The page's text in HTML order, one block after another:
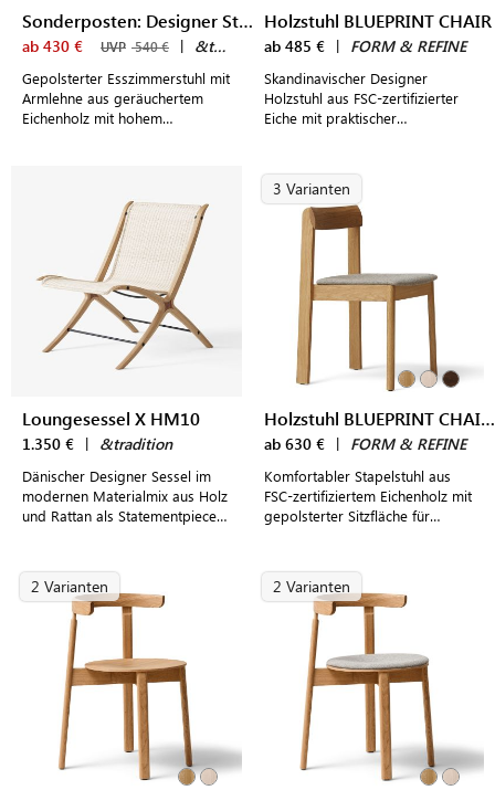
Sonderposten: Designer Stuhl IN BETWEEN SK2
ab 430 € UVP 540 € | &tradition
Gepolsterter Esszimmerstuhl mit
Armlehne aus geräuchertem
Eichenholz mit hohem
Holzstuhl BLUEPRINT CHAIR
ab 485 € | FORM & REFINE
Skandinavischer Designer
Holzstuhl aus FSC-zertifizierter
Eiche mit praktischer
Essbereiche
Loungesessel X HM10
1.350 € | &tradition
Dänischer Designer Sessel im
modernen Materialmix aus Holz
und Rattan als Statementpiece
3 Varianten
Holzstuhl BLUEPRINT CHAIR gepolstert
ab 630 € | FORM & REFINE
Komfortabler Stapelstuhl aus
FSC-zertifiziertem Eichenholz mit
gepolsterter Sitzfläche für
2 Varianten 2 Varianten